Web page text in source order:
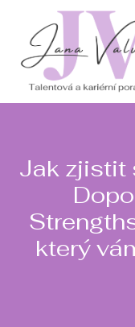
Jak zjistit
který